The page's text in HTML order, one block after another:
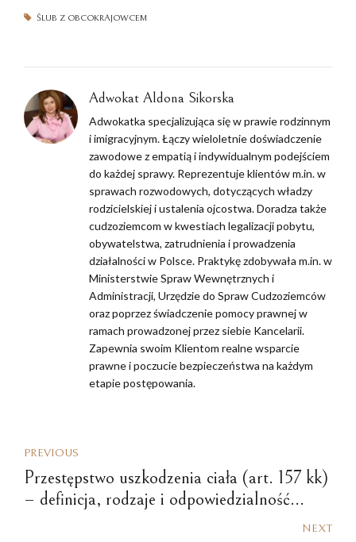
ŚLUB Z OBCOKRAJOWCEM
Adwokat Aldona Sikorska
Adwokatka specjalizująca się w prawie rodzinnym
i imigracyjnym. Łączy wieloletnie doświadczenie
zawodowe z empatią i indywidualnym podejściem
do każdej sprawy. Reprezentuje klientów m.in. w
sprawach rozwodowych, dotyczących władzy
rodzicielskiej i ustalenia ojcostwa. Doradza także
cudzoziemcom w kwestiach legalizacji pobytu,
obywatelstwa, zatrudnienia i prowadzenia
działalności w Polsce. Praktykę zdobywała m.in. w
Ministerstwie Spraw Wewnętrznych i
Administracji, Urzędzie do Spraw Cudzoziemców
oraz poprzez świadczenie pomocy prawnej w
ramach prowadzonej przez siebie Kancelarii.
Zapewnia swoim Klientom realne wsparcie
prawne i poczucie bezpieczeństwa na każdym
etapie postępowania.
PREVIOUS
Przestępstwo uszkodzenia ciała (art. 157 kk)
– definicja, rodzaje i odpowiedzialność
NEXT